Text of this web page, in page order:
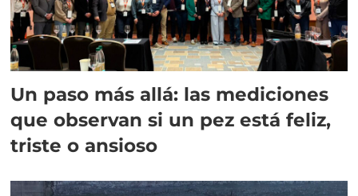
Un paso más allá: las mediciones
que observan si un pez está feliz,
triste o ansioso